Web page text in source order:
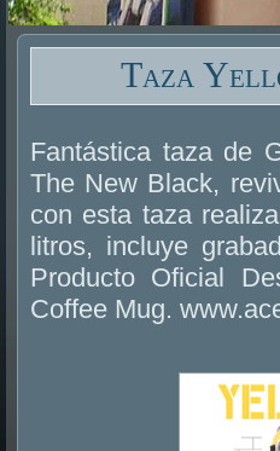
Taza
Fantástica taza de
The New Black,
con esta taza
litros, incluye
Producto Oficial
Coffee Mug.